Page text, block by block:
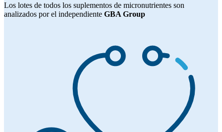
Los lotes de todos los suplementos de micronutrientes son
analizados por el independiente GBA Group